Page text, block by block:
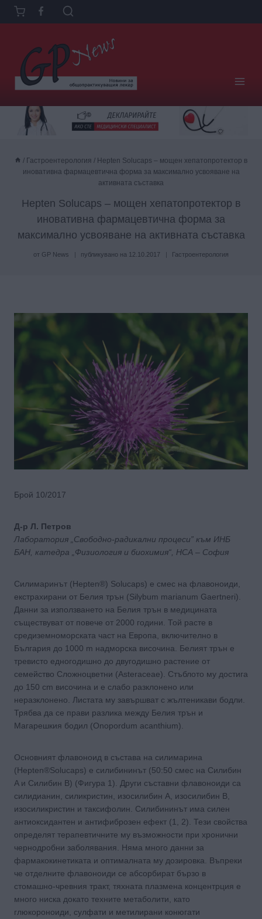
Към
съдържанието
/ Гастроентерология / Hepten Solucaps – мощен хепатопротектор в
иновативна фармацевтична форма за максимално усвояване на
активната съставка
Hepten Solucaps – мощен хепатопротектор в
иновативна фармацевтична форма за
максимално усвояване на активната съставка
от GP News публикувано на 12.10.2017 Гастроентерология
Брой 10/2017
Д-р Л. Петров
Лаборатория „Свободно-радикални процеси” към ИНБ
БАН, катедра „Физиология и биохимия“, НСА – София
Силимаринът (Hepten®) Solucaps) е смес на флавоноиди,
екстрахирани от Белия трън (Silybum marianum Gaertneri).
Данни за използването на Белия трън в медицината
съществуват от повече от 2000 години. Той расте в
средиземноморската част на Европа, включително в
България до 1000 m надморска височина. Белият трън е
тревисто едногодишно до двугодишно растение от
семейство Сложноцветни (Asteraceae). Стъблото му достига
до 150 cm височина и е слабо разклонено или
неразклонено. Листата му завършват с жълтеникави бодли.
Трябва да се прави разлика между Белия трън и
Магарешкия бодил (Onopordum acanthium).
Основният флавоноид в състава на силимарина
(Hepten®Solucaps) е силибининът (50:50 смес на Силибин
A и Силибин B) (Фигура 1). Други съставни флавоноиди са
силидианин, силикристин, изосилибин A, изосилибин B,
изосиликристин и таксифолин. Силибининът има силен
антиоксидантен и антифиброзен ефект (1, 2). Тези свойства
определят терапевтичните му възможности при хронични
чернодробни заболявания. Няма много данни за
фармакокинетиката и оптималната му дозировка. Въпреки
че отделните флавоноиди се абсорбират бързо в
стомашно-чревния тракт, тяхната плазмена концентрция е
много ниска докато техните метаболити, като
глюкороноиди, сулфати и метилирани конюгати